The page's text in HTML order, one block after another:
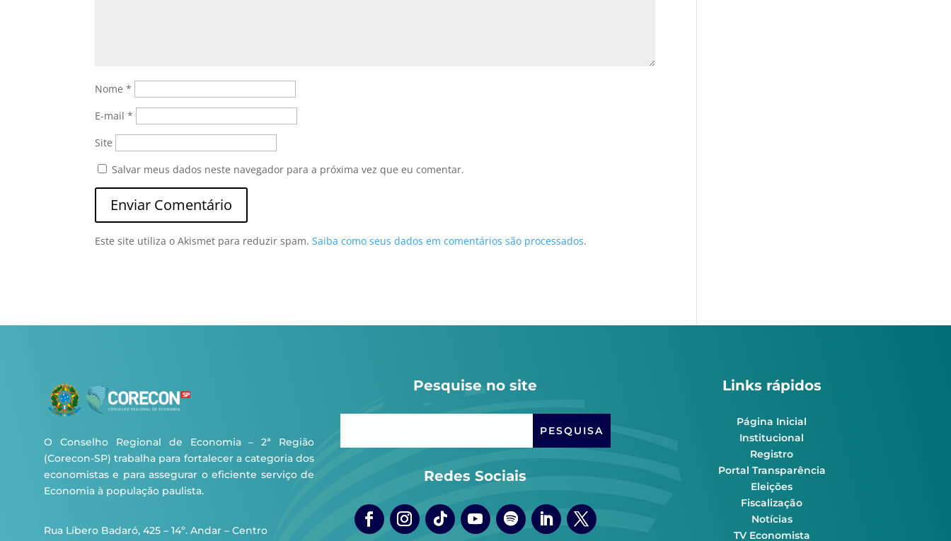
Nome*
E-mail*
Site
Salvar meus dados neste navegador para a próxima vez que eu comentar.
Este site utiliza o Akismet para reduzir spam.Saiba como seus dados em comentários são processados.
O Conselho Regional de Economia – 2ª Região
(Corecon-SP) trabalha para fortalecer a categoria dos
economistas e para assegurar o eficiente serviço de
Economia à população paulista.
Rua Líbero Badaró, 425 – 14º. Andar – Centro
Pesquise no site
Redes Sociais
Links rápidos
Página Inicial
Institucional
Registro
Portal Transparência
Eleições
Fiscalização
Notícias
TV Economista